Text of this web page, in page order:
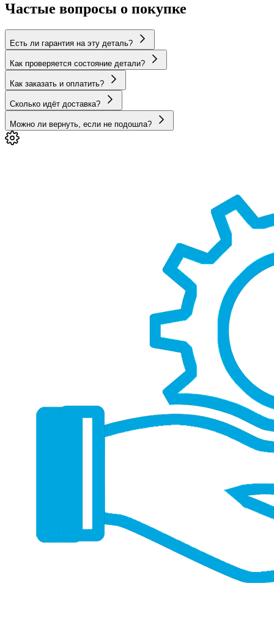
Частые вопросы о покупке
Есть ли гарантия на эту деталь?
Как проверяется состояние детали?
Как заказать и оплатить?
Сколько идёт доставка?
Можно ли вернуть, если не подошла?